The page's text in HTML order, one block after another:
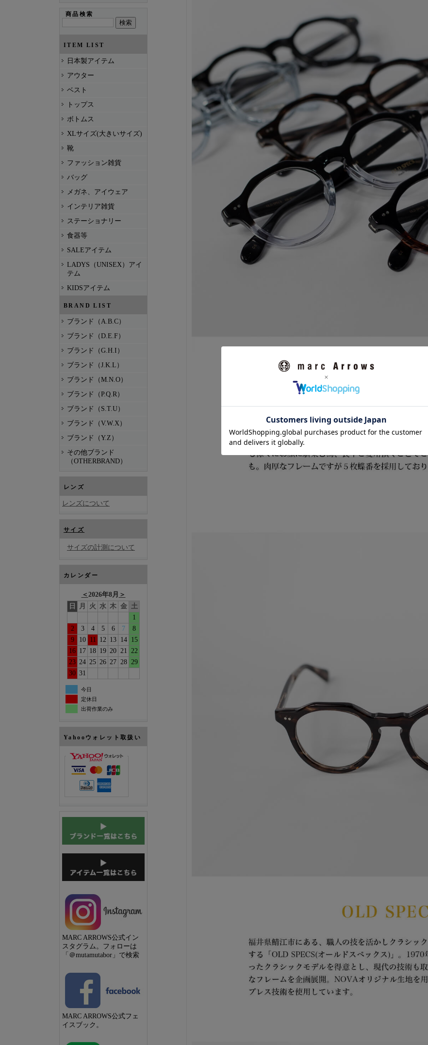
商品検索
ITEM LIST
日本製アイテム
アウター
ベスト
トップス
ボトムス
XLサイズ(大きいサイズ)
靴
ファッション雑貨
バッグ
メガネ、アイウェア
インテリア雑貨
ステーショナリー
食器等
SALEアイテム
LADYS（UNISEX）アイ
テム
KIDSアイテム
BRAND LIST
ブランド（A.B.C）
ブランド（D.E.F）
ブランド（G.H.I）
ブランド（J.K.L）
ブランド（M.N.O）
ブランド（P.Q.R）
ブランド（S.T.U）
ブランド（V.W.X）
ブランド（Y.Z）
その他ブランド
（OTHERBRAND）
レンズ
レンズについて
サイズ
サイズの計測について
カレンダー
＜ 2026年8月 ＞
日
月 火 水 木 金 土
1
2
3 4 5 6 7
8
9
10 11 12 13 14
15
16 17 18 19 20 21 22
23 24 25 26 27 28 29
30 31
今日
定休日
出荷作業のみ
Yahooウォレット取扱い
MARC ARROWS公式イン
スタグラム。フォローは
「＠mutamutabor」で検索
MARC ARROWS公式フェ
イスブック。